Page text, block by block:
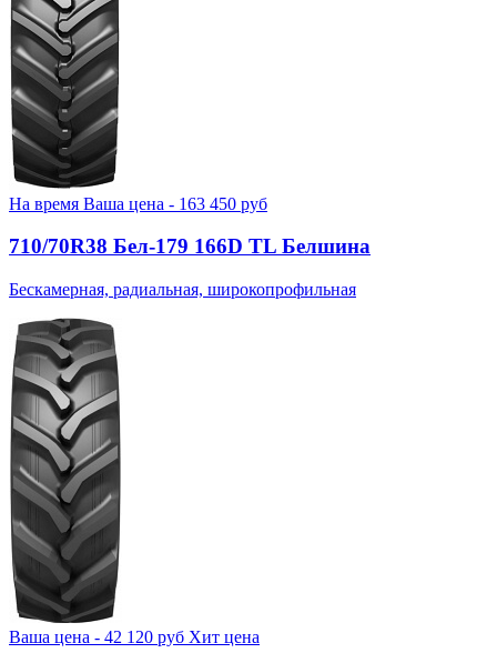
На время Ваша цена - 163 450 руб
710/70R38 Бел-179 166D TL Белшина
Бескамерная, радиальная, широкопрофильная
Ваша цена - 42 120 руб Хит цена